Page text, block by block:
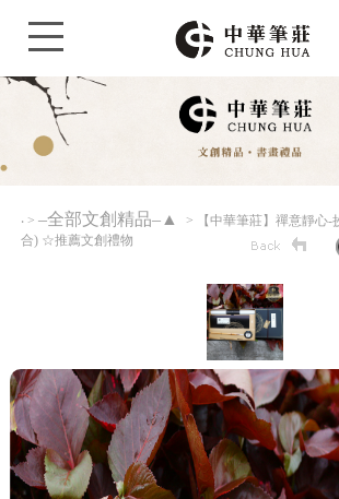
‧ > –全部文創精品–▲
> 【中華筆莊】禪意靜心-
合) ☆推薦文創禮物